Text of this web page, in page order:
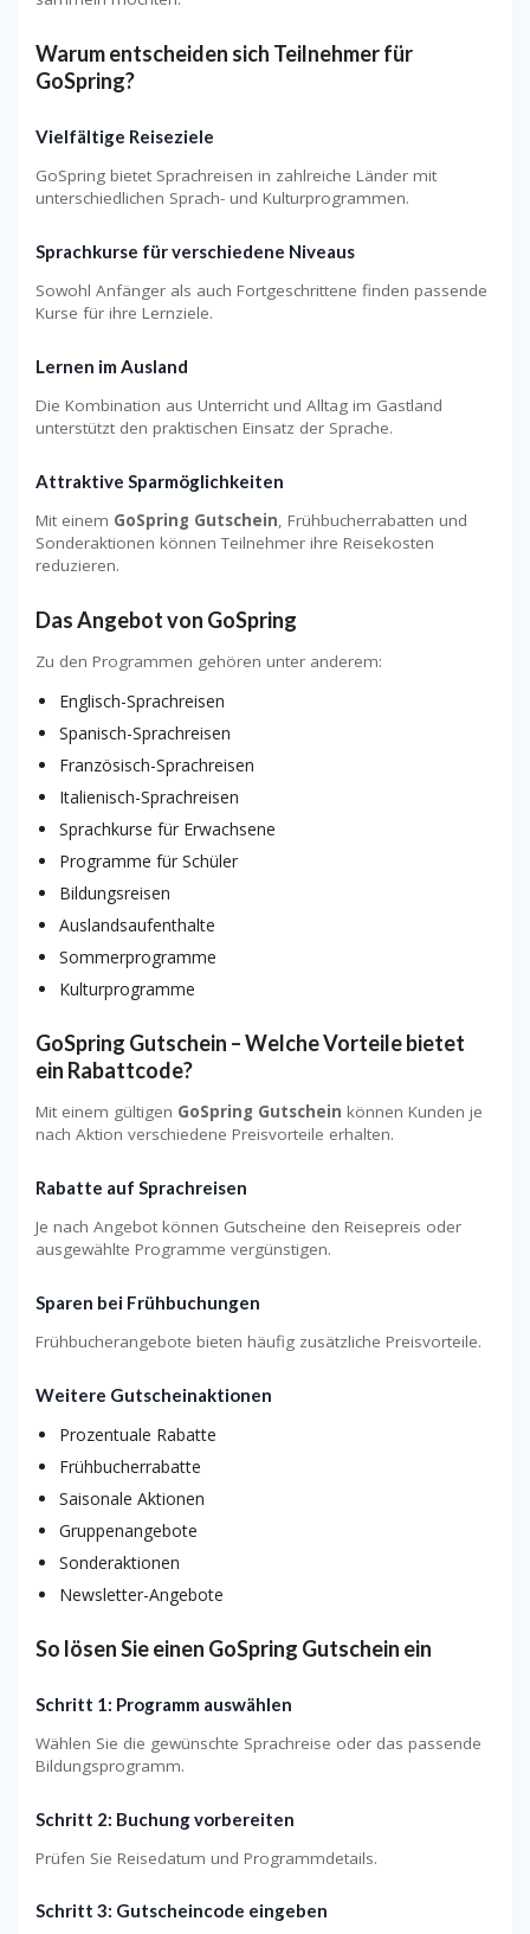
Warum entscheiden sich Teilnehmer für
GoSpring?
Vielfältige Reiseziele
GoSpring bietet Sprachreisen in zahlreiche Länder mit
unterschiedlichen Sprach- und Kulturprogrammen.
Sprachkurse für verschiedene Niveaus
Sowohl Anfänger als auch Fortgeschrittene finden passende
Kurse für ihre Lernziele.
Lernen im Ausland
Die Kombination aus Unterricht und Alltag im Gastland
unterstützt den praktischen Einsatz der Sprache.
Attraktive Sparmöglichkeiten
Mit einem GoSpring Gutschein, Frühbucherrabatten und
Sonderaktionen können Teilnehmer ihre Reisekosten
reduzieren.
Das Angebot von GoSpring
Zu den Programmen gehören unter anderem:
Englisch-Sprachreisen
Spanisch-Sprachreisen
Französisch-Sprachreisen
Italienisch-Sprachreisen
Sprachkurse für Erwachsene
Programme für Schüler
Bildungsreisen
Auslandsaufenthalte
Sommerprogramme
Kulturprogramme
GoSpring Gutschein – Welche Vorteile bietet
ein Rabattcode?
Mit einem gültigen GoSpring Gutschein können Kunden je
nach Aktion verschiedene Preisvorteile erhalten.
Rabatte auf Sprachreisen
Je nach Angebot können Gutscheine den Reisepreis oder
ausgewählte Programme vergünstigen.
Sparen bei Frühbuchungen
Frühbucherangebote bieten häufig zusätzliche Preisvorteile.
Weitere Gutscheinaktionen
Prozentuale Rabatte
Frühbucherrabatte
Saisonale Aktionen
Gruppenangebote
Sonderaktionen
Newsletter-Angebote
So lösen Sie einen GoSpring Gutschein ein
Schritt 1: Programm auswählen
Wählen Sie die gewünschte Sprachreise oder das passende
Bildungsprogramm.
Schritt 2: Buchung vorbereiten
Prüfen Sie Reisedatum und Programmdetails.
Schritt 3: Gutscheincode eingeben